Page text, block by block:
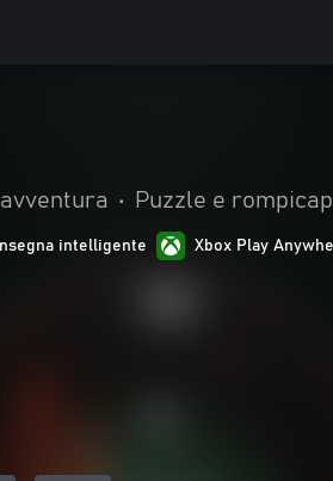
• Puzzle e
intelligente Xbox Play